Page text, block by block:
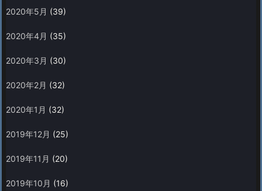
2020年5月 (39)
2020年4月 (35)
2020年3月 (30)
2020年2月 (32)
2020年1月 (32)
2019年12月 (25)
2019年11月 (20)
2019年10月 (16)